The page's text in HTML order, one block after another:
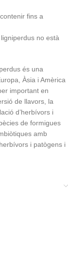
fins a
no està
és una
Àsia i Amèrica
important en
de llavors, la
d’herbívors i
de formigues
amb
i patògens i